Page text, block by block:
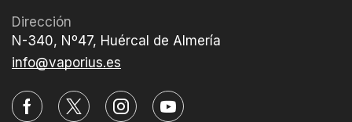
Dirección
N-340, Nº47, Huércal de Almería
info@vaporius.es